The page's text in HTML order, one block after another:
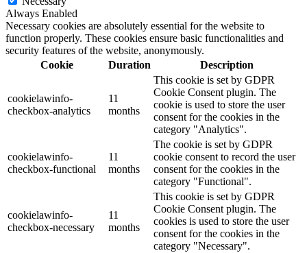
Always Enabled
Necessary cookies are absolutely essential for the website to
function properly. These cookies ensure basic functionalities and
security features of the website, anonymously.
Cookie
Duration Description
cookielawinfo-
checkbox-analytics
11
months
This cookie is set by GDPR
Cookie Consent plugin. The
cookie is used to store the user
consent for the cookies in the
category "Analytics".
cookielawinfo-
checkbox-functional
11
months
The cookie is set by GDPR
cookie consent to record the user
consent for the cookies in the
category "Functional".
cookielawinfo-
checkbox-necessary
11
months
This cookie is set by GDPR
Cookie Consent plugin. The
cookies is used to store the user
consent for the cookies in the
category "Necessary".